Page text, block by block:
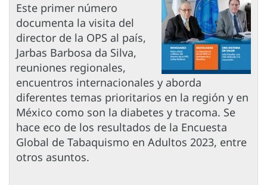
Este primer número
documenta la visita del
director de la OPS al país,
Jarbas Barbosa da Silva,
reuniones regionales,
encuentros internacionales y aborda
diferentes temas prioritarios en la región y en
México como son la diabetes y tracoma. Se
hace eco de los resultados de la Encuesta
Global de Tabaquismo en Adultos 2023, entre
otros asuntos.